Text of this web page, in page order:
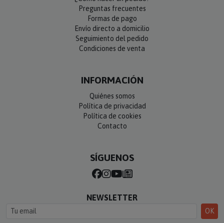
Preguntas frecuentes
Formas de pago
Envío directo a domicilio
Seguimiento del pedido
Condiciones de venta
INFORMACIÓN
Quiénes somos
Política de privacidad
Política de cookies
Contacto
SÍGUENOS
NEWSLETTER
OK